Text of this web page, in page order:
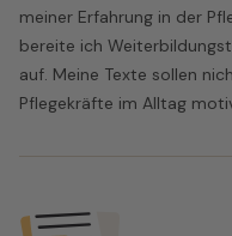
meiner Erfahrung in der
bereite ich
auf. Meine Texte sollen
Pflegekräfte im Alltag